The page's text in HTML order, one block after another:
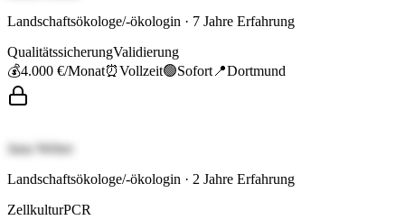
Landschaftsökologe/-ökologin · 7 Jahre Erfahrung
QualitätssicherungValidierung
💰4.000 €/Monat⏰Vollzeit🟢Sofort 📍Dortmund
Jana Weber
Landschaftsökologe/-ökologin · 2 Jahre Erfahrung
ZellkulturPCR